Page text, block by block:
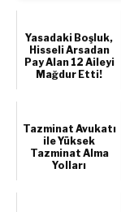
Yasadaki Boşluk,
Hisseli Arsadan
Pay Alan 12 Aileyi
Mağdur Etti!
yasadaki boşl...
Tazminat Avukatı
ile Yüksek
Tazminat Alma
Yolları